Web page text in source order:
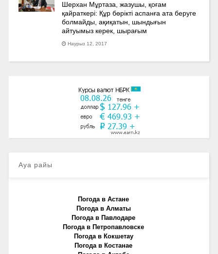
Шерхан Мұртаза, жазушы, қоғам
қайраткері: Құр бөрікті аспанға ата беруге
болмайды, ақиқатын, шындығын
айтуымыз керек, шырағым
Наурыз 12, 2017
Ауа райы
Погода в Астане
Погода в Алматы
Погода в Павлодаре
Погода в Петропавловске
Погода в Кокшетау
Погода в Костанае